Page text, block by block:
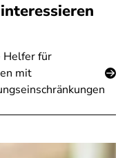
Helfer für
mit